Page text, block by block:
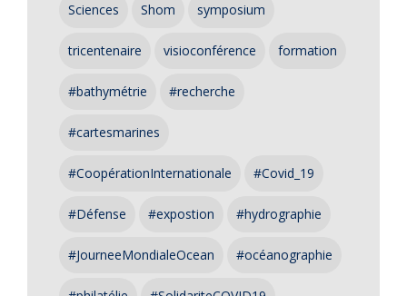
Sciences Shom symposium
tricentenaire visioconférence formation
#bathymétrie #recherche
#cartesmarines
#CoopérationInternationale #Covid_19
#Défense #expostion #hydrographie
#JourneeMondialeOcean #océanographie